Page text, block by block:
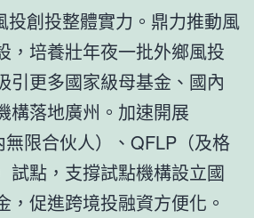
投創投整體實力。鼎力推動風
，培養壯年夜一批外鄉風投
引更多國家級母基金、國內
構落地廣州。加速開展
限合伙人）、QFLP（及格
試點，支撐試點機構設立國
，促進跨境投融資方便化。